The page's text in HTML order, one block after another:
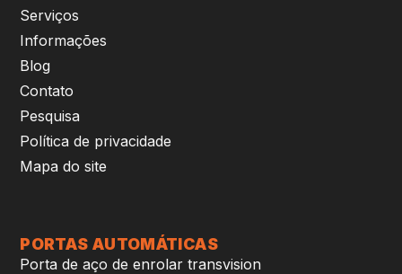
Serviços
Informações
Blog
Contato
Pesquisa
Política de privacidade
Mapa do site
PORTAS AUTOMÁTICAS
Porta de aço de enrolar transvision